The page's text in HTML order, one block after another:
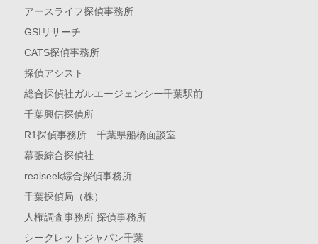
アースライフ探偵事務所
GSIリサーチ
CATS探偵事務所
探偵アシスト
総合探偵社ガルエージェンシー千葉駅前
千葉興信探偵所
R1探偵事務所 千葉県船橋面談室
幕張綜合探偵社
realseek綜合探偵事務所
千葉探偵局（株）
人権調査事務所 探偵事務所
シークレットジャパン千葉